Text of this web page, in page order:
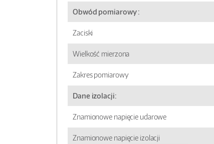
Obwód pomiarowy :
Zaciski
Wielkość mierzona
Zakres pomiarowy
Dane izolacji:
Znamionowe napięcie udarowe
Znamionowe napięcie izolacji